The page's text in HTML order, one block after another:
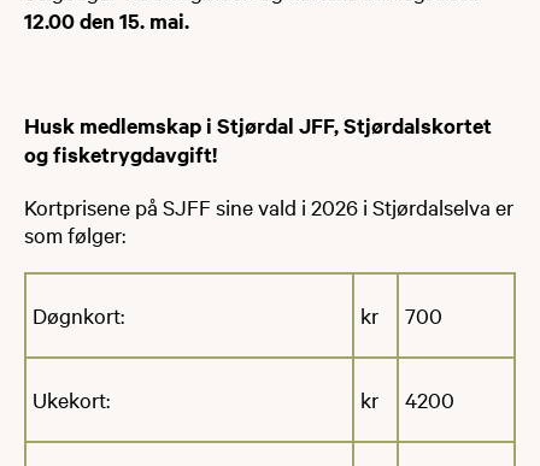
12.00 den 15. mai.
Husk medlemskap i Stjørdal JFF, Stjørdalskortet
og fisketrygdavgift!
​​​​​Kortprisene på SJFF sine vald i 2026 i Stjørdalselva er
som følger:
Døgnkort: kr 700
Ukekort: kr 4200